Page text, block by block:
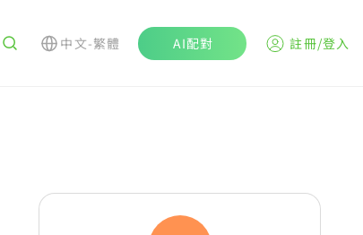
中文-繁體 AI配對 註冊/登入